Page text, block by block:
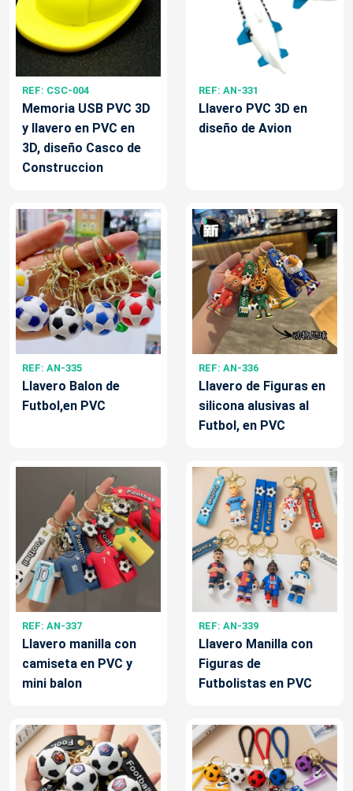
REF: CSC-004
Memoria USB PVC 3D
y llavero en PVC en
3D, diseño Casco de
Construccion
REF: AN-331
Llavero PVC 3D en
diseño de Avion
REF: AN-335
Llavero Balon de
Futbol,en PVC
REF: AN-336
Llavero de Figuras en
silicona alusivas al
Futbol, en PVC
REF: AN-337
Llavero manilla con
camiseta en PVC y
mini balon
REF: AN-339
Llavero Manilla con
Figuras de
Futbolistas en PVC